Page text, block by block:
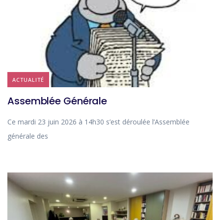
ACTUALITÉ
Assemblée Générale
Ce mardi 23 juin 2026 à 14h30 s’est déroulée l’Assemblée
générale des